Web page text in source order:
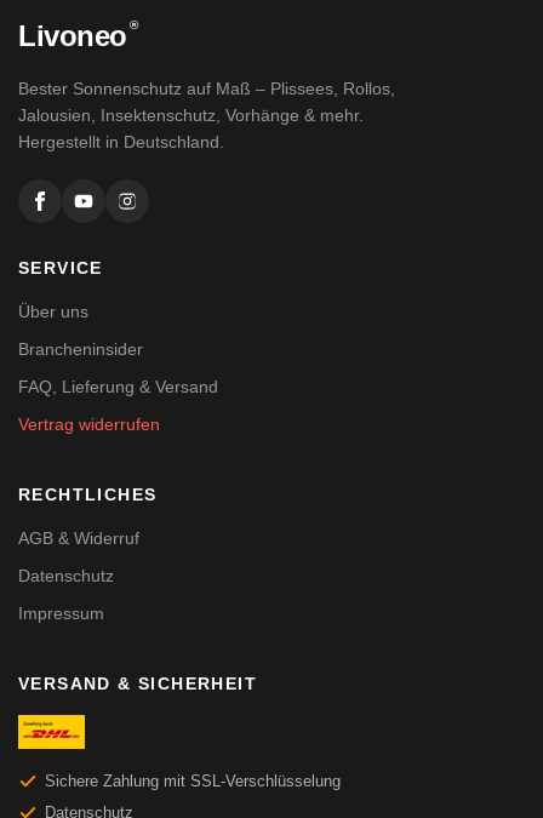
Livoneo ®
Bester Sonnenschutz auf Maß – Plissees, Rollos,
Jalousien, Insektenschutz, Vorhänge & mehr.
Hergestellt in Deutschland.
SERVICE
Über uns
Brancheninsider
FAQ, Lieferung & Versand
Vertrag widerrufen
RECHTLICHES
AGB & Widerruf
Datenschutz
Impressum
VERSAND & SICHERHEIT
Sichere Zahlung mit SSL-Verschlüsselung
Datenschutz